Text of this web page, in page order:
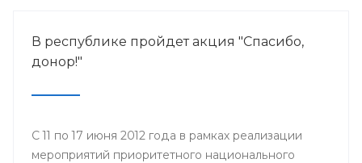
В республике пройдет акция "Спасибо,
донор!"
С 11 по 17 июня 2012 года в рамках реализации
мероприятий приоритетного национального